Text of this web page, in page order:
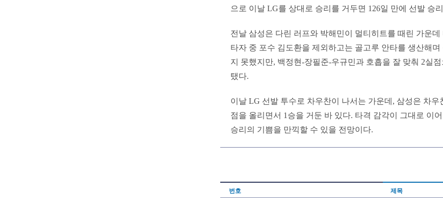
으로 이날 LG를 상대로 승리를 거두면 126일 만에 선발 승
전날 삼성은 다린 러프와 박해민이 멀티히트를 때린 가운
타자 중 포수 김도환을 제외하고는 골고루 안타를 생산해
지 못했지만, 백정현-장필준-우규민과 호흡을 잘 맞춰 2실
탰다.
이날 LG 선발 투수로 차우찬이 나서는 가운데, 삼성은 차우
점을 올리면서 1승을 거둔 바 있다. 타격 감각이 그대로 이
승리의 기쁨을 만끽할 수 있을 전망이다.
번호 제목